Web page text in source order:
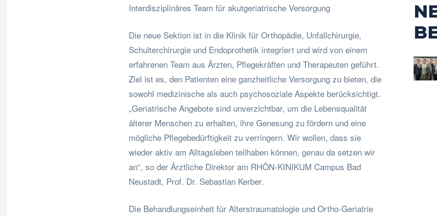
Interdisziplinäres Team für akutgeriatrische Versorgung
Die neue Sektion ist in die Klinik für Orthopädie, Unfallchirurgie,
Schulterchirurgie und Endoprothetik integriert und wird von einem
erfahrenen Team aus Ärzten, Pflegekräften und Therapeuten geführt.
Ziel ist es, den Patienten eine ganzheitliche Versorgung zu bieten, die
sowohl medizinische als auch psychosoziale Aspekte berücksichtigt.
„Geriatrische Angebote sind unverzichtbar, um die Lebensqualität
älterer Menschen zu erhalten, ihre Genesung zu fördern und eine
mögliche Pflegebedürftigkeit zu verringern. Wir wollen, dass sie
wieder aktiv am Alltagsleben teilhaben können, genau da setzen wir
an“, so der Ärztliche Direktor am RHÖN-KINIKUM Campus Bad
Neustadt, Prof. Dr. Sebastian Kerber.
Die Behandlungseinheit für Alterstraumatologie und Ortho-Geriatrie